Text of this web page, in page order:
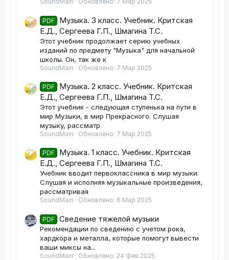
PDF
Музыка. 3 класс. Учебник. Критская
Е.Д., Сергеева Г.П., Шмагина Т.С.
Этот учебник продолжает серию учебных
изданий по предмету "Музыка" для начальной
школы. Он, так же к
SoundMain Обновлено: 7 Мар 2025
PDF
Музыка. 2 класс. Учебник. Критская
Е.Д., Сергеева Г.П., Шмагина Т.С.
Этот учебник - следующая ступенька на пути в
мир Музыки, в мир Прекрасного. Слушая
музыку, рассматр
SoundMain Обновлено: 7 Мар 2025
PDF
Музыка. 1 класс. Учебник. Критская
Е.Д., Сергеева Г.П., Шмагина Т.С.
Учебник вводит первоклассника в мир музыки.
Слушая и исполняя музыкальные произведения,
рассматривая
SoundMain Обновлено: 6 Мар 2025
PDF Сведение тяжелой музыки
Рекомендации по сведению с учетом рока,
хардкора и металла, которые помогут вывести
ваши миксы на...
SoundMain Обновлено: 24 Фев 2025